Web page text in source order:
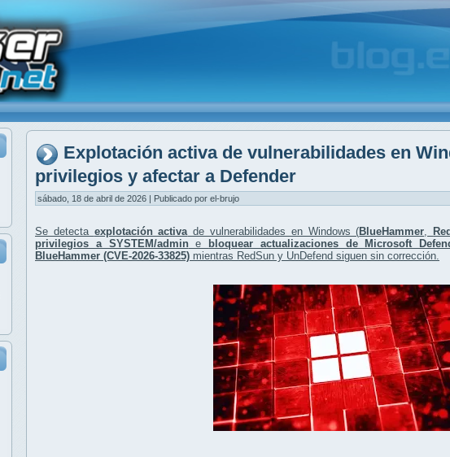
Explotación activa de vulnerabilidades en
privilegios y afectar a Defender
sábado, 18 de abril de 2026 | Publicado por el-brujo
Se detecta explotación activa de vulnerabilidades en Windows (BlueHammer
privilegios a SYSTEM/admine bloquear actualizaciones de Microsoft
BlueHammer (CVE-2026-33825) mientras RedSun y UnDefend siguen sin corrección.